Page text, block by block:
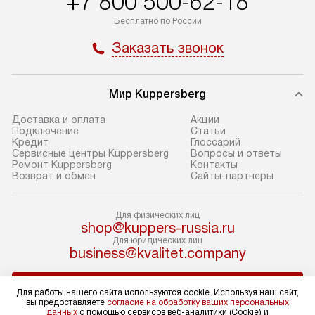
В оговоренный день служба
доставки доставит упакованный
прибор до подъезда. Если
требуется перенос прибора
до двери квартиры или до места
согласуйте это с менеджером.
За данную услугу взимается
дополнительная плата. Обратите
внимание на размеры прибора: если
они не позволяют пронести его
через дверной проем,
то сотрудники транспортной
службы не смогут демонтировать
дверцы, ручки или другие
выступающие элементы, так как это
может повлечь отказ в проведении
гарантийного ремонта в будущем.
при
отдельных
по уровню, а
к
После этого
консультация
не входят:
коммуникаций,
материалы,
и
Бесплатно по России
Заказать звонок
Мир Kuppersberg
Доставка и оплата
Подключение
Кредит
Сервисные центры Kuppersberg
Ремонт Kuppersberg
Возврат и обмен
Акции
Cтатьи
Глоссарий
Вопросы и ответы
Контакты
Сайты-партнеры
Для физических лиц
shop@kuppers-russia.ru
Для юридических лиц
business@kvalitet.company
Для работы нашего сайта используются cookie. Используя наш сайт,
вы предоставляете согласие на обработку ваших персональных
данных с помощью сервисов веб-аналитики (Cookie) и